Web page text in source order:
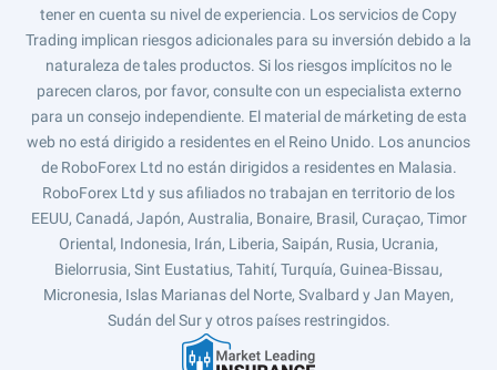
tener en cuenta su nivel de experiencia. Los servicios de Copy
Trading implican riesgos adicionales para su inversión debido a la
naturaleza de tales productos. Si los riesgos implícitos no le
parecen claros, por favor, consulte con un especialista externo
para un consejo independiente. El material de márketing de esta
web no está dirigido a residentes en el Reino Unido. Los anuncios
de RoboForex Ltd no están dirigidos a residentes en Malasia.
RoboForex Ltd y sus afiliados no trabajan en territorio de los
EEUU, Canadá, Japón, Australia, Bonaire, Brasil, Curaçao, Timor
Oriental, Indonesia, Irán, Liberia, Saipán, Rusia, Ucrania,
Bielorrusia, Sint Eustatius, Tahití, Turquía, Guinea-Bissau,
Micronesia, Islas Marianas del Norte, Svalbard y Jan Mayen,
Sudán del Sur y otros países restringidos.